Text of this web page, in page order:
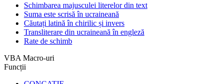
Schimbarea majusculei literelor din text
Suma este scrisă în ucraineană
Căutați latină în chirilic și invers
Transliterare din ucraineană în engleză
Rate de schimb
VBA Macro-uri
Funcții